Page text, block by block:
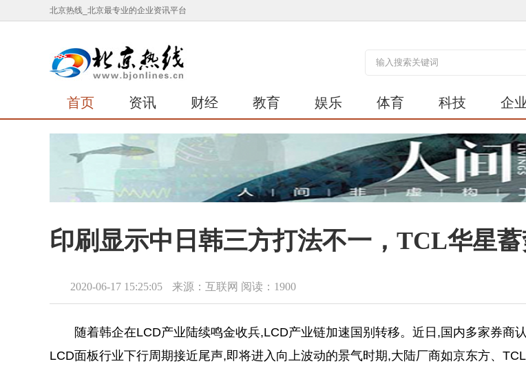
北京热线_北京最专业的企业资讯平台
首页 资讯 财经 教育 娱乐 体育 科技 企
印刷显示中日韩三方打法不一，TCL华星
2020-06-17 15:25:05 来源：互联网 阅读：1900
随着韩企在LCD产业陆续鸣金收兵,LCD产业链加速国别转移。近日,国内多家券商
LCD面板行业下行周期接近尾声,即将进入向上波动的景气时期,大陆厂商如京东方、